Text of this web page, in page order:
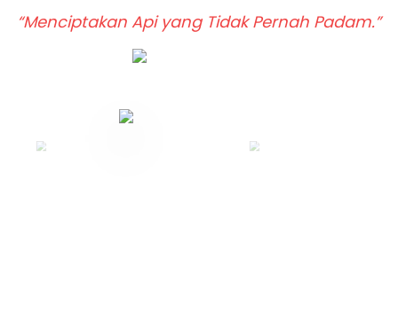
“Menciptakan Api yang Tidak Pernah Padam.”